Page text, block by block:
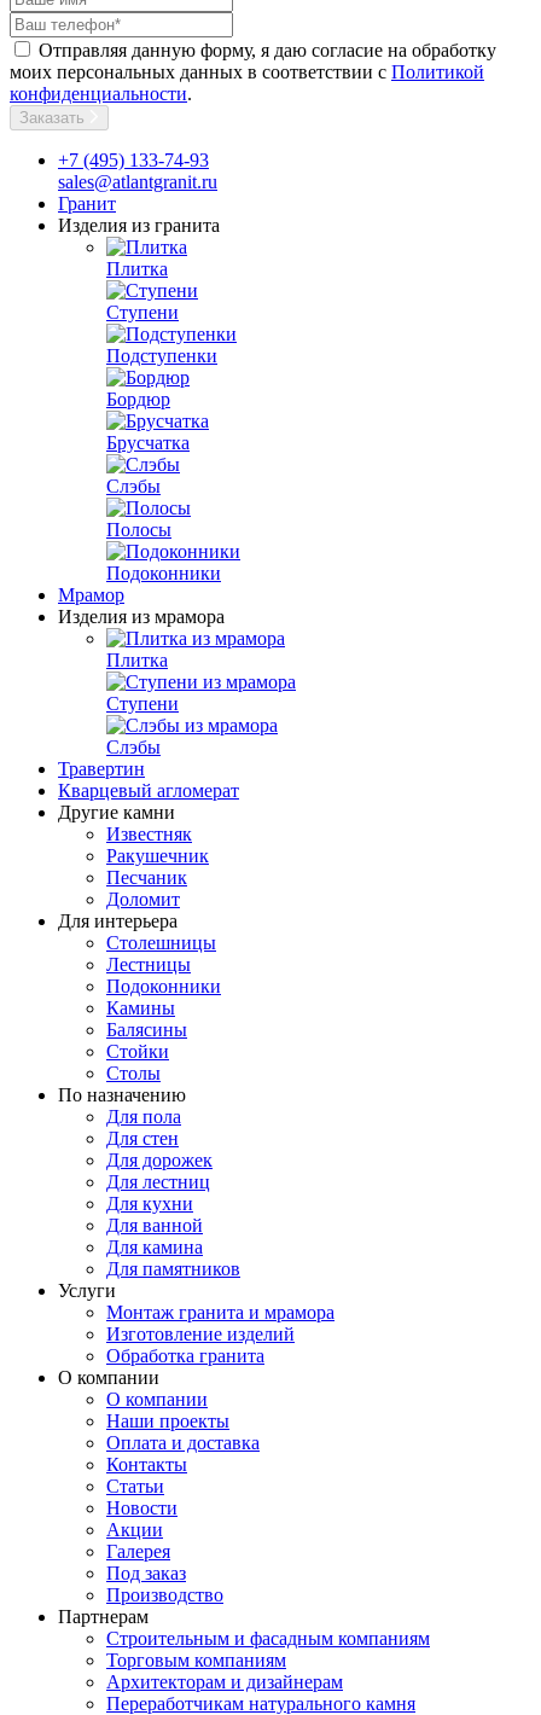
Отправляя данную форму, я даю согласие на обработку
моих персональных данных в соответствии с Политикой
конфиденциальности.
Заказать
+7 (495) 133-74-93
sales@atlantgranit.ru
Гранит
Изделия из гранита
Плитка
Ступени
Подступенки
Бордюр
Брусчатка
Слэбы
Полосы
Подоконники
Мрамор
Изделия из мрамора
Плитка
Ступени
Слэбы
Травертин
Кварцевый агломерат
Другие камни
Известняк
Ракушечник
Песчаник
Доломит
Для интерьера
Столешницы
Лестницы
Подоконники
Камины
Балясины
Стойки
Столы
По назначению
Для пола
Для стен
Для дорожек
Для лестниц
Для кухни
Для ванной
Для камина
Для памятников
Услуги
Монтаж гранита и мрамора
Изготовление изделий
Обработка гранита
О компании
О компании
Наши проекты
Оплата и доставка
Контакты
Статьи
Новости
Акции
Галерея
Под заказ
Производство
Партнерам
Строительным и фасадным компаниям
Торговым компаниям
Архитекторам и дизайнерам
Переработчикам натурального камня